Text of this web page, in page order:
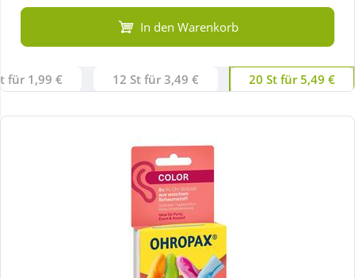
Sport & Fitness
In den Warenkorb
für 1,99 € 12 St für 3,49 € 20 St für 5,49 €